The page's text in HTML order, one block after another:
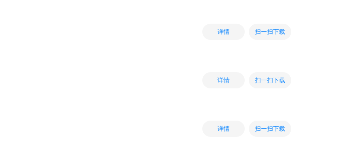
详情 扫一扫下载
详情 扫一扫下载
详情 扫一扫下载